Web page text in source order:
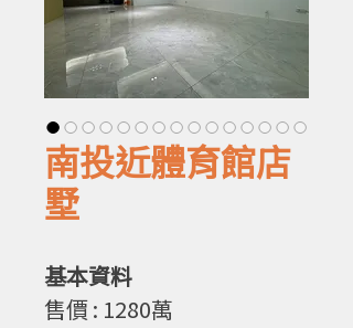
南投近體育館店
墅
基本資料
售價 : 1280萬